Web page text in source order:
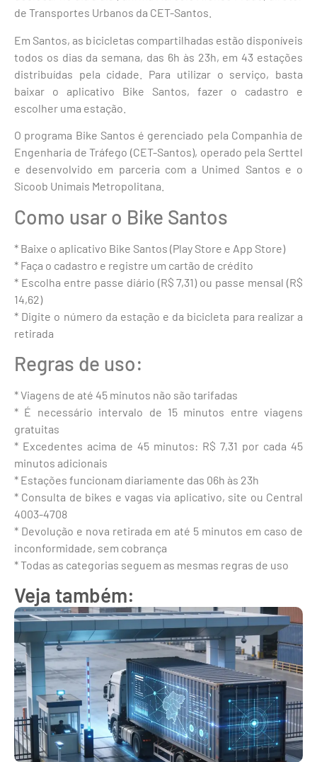
de Transportes Urbanos da CET-Santos.
Em Santos, as bicicletas compartilhadas estão disponíveis
todos os dias da semana, das 6h às 23h, em 43 estações
distribuídas pela cidade. Para utilizar o serviço, basta
baixar o aplicativo Bike Santos, fazer o cadastro e
escolher uma estação.
O programa Bike Santos é gerenciado pela Companhia de
Engenharia de Tráfego (CET-Santos), operado pela Serttel
e desenvolvido em parceria com a Unimed Santos e o
Sicoob Unimais Metropolitana.
Como usar o Bike Santos
* Baixe o aplicativo Bike Santos (Play Store e App Store)
* Faça o cadastro e registre um cartão de crédito
* Escolha entre passe diário (R$ 7,31) ou passe mensal (R$
14,62)
* Digite o número da estação e da bicicleta para realizar a
retirada
Regras de uso:
* Viagens de até 45 minutos não são tarifadas
* É necessário intervalo de 15 minutos entre viagens
gratuitas
* Excedentes acima de 45 minutos: R$ 7,31 por cada 45
minutos adicionais
* Estações funcionam diariamente das 06h às 23h
* Consulta de bikes e vagas via aplicativo, site ou Central
4003-4708
* Devolução e nova retirada em até 5 minutos em caso de
inconformidade, sem cobrança
* Todas as categorias seguem as mesmas regras de uso
Veja também: